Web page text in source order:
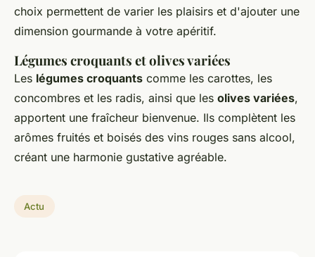
choix permettent de varier les plaisirs et d'ajouter une
dimension gourmande à votre apéritif.
Légumes croquants et olives variées
Les légumes croquants comme les carottes, les
concombres et les radis, ainsi que les olives variées,
apportent une fraîcheur bienvenue. Ils complètent les
arômes fruités et boisés des vins rouges sans alcool,
créant une harmonie gustative agréable.
Actu